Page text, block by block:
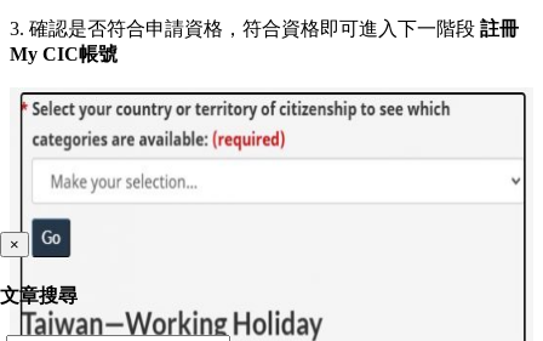
3. 確認是否符合申請資格，符合資格即可進入下一階段 註冊
My CIC帳號
×
文章搜尋